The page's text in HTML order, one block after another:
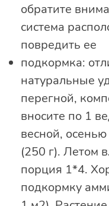
обратите
система
повредить ее
подкормка:
натуральные
перегной,
вносите по 1
весной,
(250 г). Летом
порция 1*4.
подкормку